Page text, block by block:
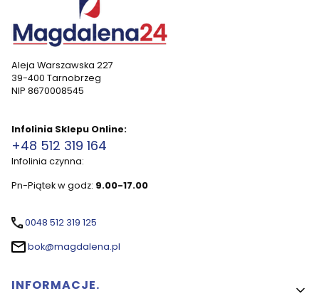
Aleja Warszawska 227
39-400 Tarnobrzeg
NIP 8670008545
Infolinia Sklepu Online:
+48 512 319 164
Infolinia czynna:
Pn-Piątek w godz: 9.00-17.00
0048 512 319 125
bok@magdalena.pl
Linki w stopce
INFORMACJE.